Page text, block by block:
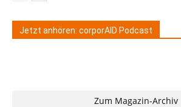
Jetzt anhören: corporAID Podcast
Zum Magazin-Archiv